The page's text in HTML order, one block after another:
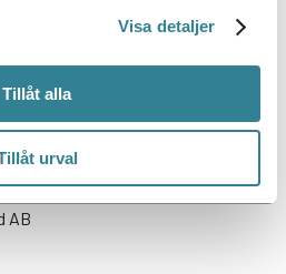
Visa detaljer
Tillåt alla
urval
och uppföljning
återanvända uppgifter och
efterfrågar underlag.
Kvalitetssystem AB
AB